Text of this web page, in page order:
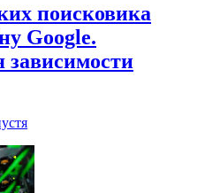
поисковика
Google.